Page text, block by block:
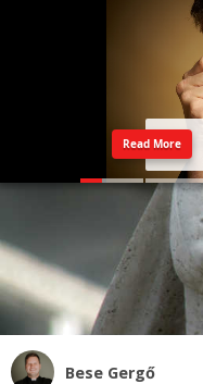
Bese Gergő
Read More